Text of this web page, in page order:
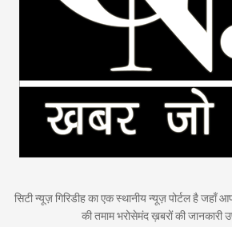
सिटी न्यूज़ गिरिडीह का एक स्थानीय न्यूज़ पोर्टल है जहाँ
की तमाम भरोसेमंद ख़बरों की जानकारी